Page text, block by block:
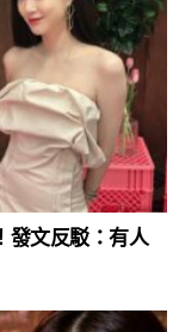
發文反駁：有人